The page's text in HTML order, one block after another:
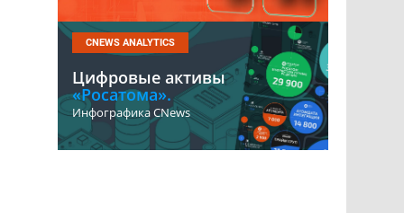
CNEWS ANALYTICS
Цифровые активы
«Росатома».
Инфографика CNews